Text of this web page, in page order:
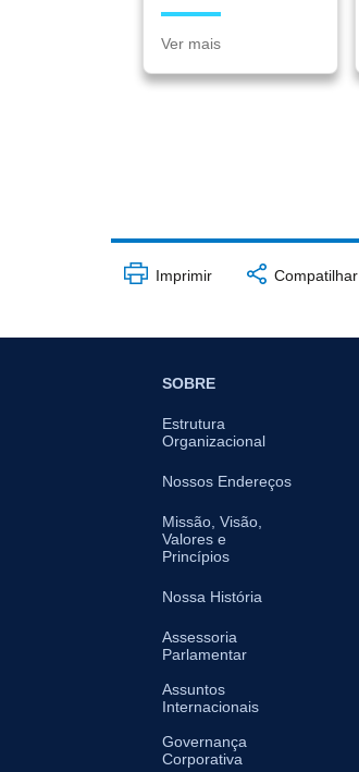
Ver mais
Imprimir Compatilhar
SOBRE
Estrutura
Organizacional
Nossos Endereços
Missão, Visão,
Valores e
Princípios
Nossa História
Assessoria
Parlamentar
Assuntos
Internacionais
Governança
Corporativa